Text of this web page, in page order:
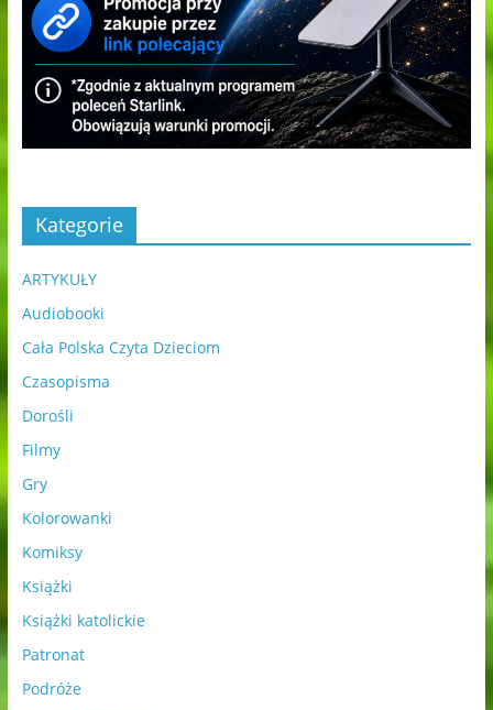
Kategorie
ARTYKUŁY
Audiobooki
Cała Polska Czyta Dzieciom
Czasopisma
Dorośli
Filmy
Gry
Kolorowanki
Komiksy
Książki
Książki katolickie
Patronat
Podróże